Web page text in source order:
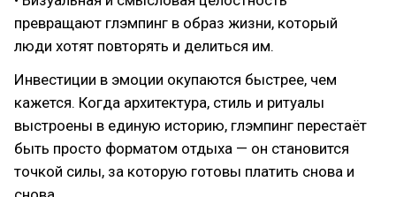
превращают глэмпинг в образ жизни, который
люди хотят повторять и делиться им.
Инвестиции в эмоции окупаются быстрее, чем
кажется. Когда архитектура, стиль и ритуалы
выстроены в единую историю, глэмпинг перестаёт
быть просто форматом отдыха — он становится
точкой силы, за которую готовы платить снова и